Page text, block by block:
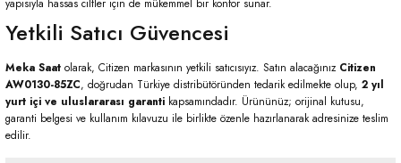
yapısıyla hassas ciltler için de mükemmel bir konfor sunar.
Yetkili Satıcı Güvencesi
Meka Saat olarak, Citizen markasının yetkili satıcısıyız. Satın alacağınız Citizen
AW0130-85ZC, doğrudan Türkiye distribütöründen tedarik edilmekte olup, 2 yıl
yurt içi ve uluslararası garanti kapsamındadır. Ürününüz; orijinal kutusu,
garanti belgesi ve kullanım kılavuzu ile birlikte özenle hazırlanarak adresinize teslim
edilir.